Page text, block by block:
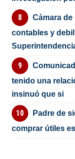
Cámara
contables y
tenido una
insinuó que si
Padre de
comprar útiles